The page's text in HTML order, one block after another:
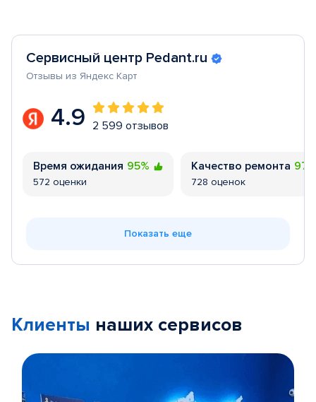
Сервисный центр Pedant.ru
Отзывы из Яндекс Карт
4.9 2 599 отзывов
Время ожидания 95%
572 оценки
Качество ремонта
728 оценок
Показать еще
Клиенты наших сервисов